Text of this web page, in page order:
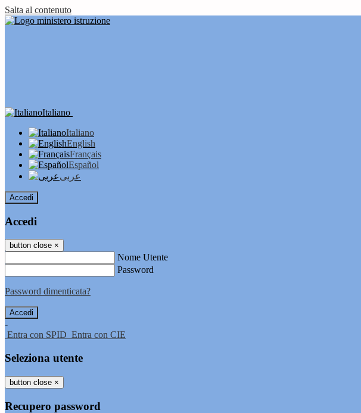
Salta al contenuto
Italiano
Italiano
English
Français
Español
عربى
Accedi
Accedi
button close ×
Nome Utente
Password
Password dimenticata?
-
Entra con SPID Entra con CIE
Seleziona utente
button close ×
Recupero password